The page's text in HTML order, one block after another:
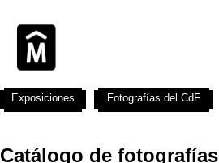
Catálogo de fotografías
Exposiciones Fotografías del CdF